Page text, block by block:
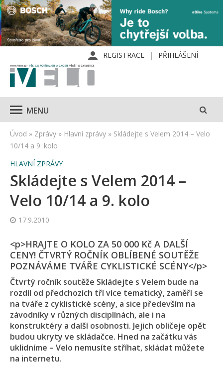
REGISTRACE PŘIHLÁŠENÍ
MENU
Úvod » Zprávy » Hlavní zprávy » Skládejte s Velem 2014 – Velo
10/14 a 9. kolo
HLAVNÍ ZPRÁVY
Skládejte s Velem 2014 –
Velo 10/14 a 9. kolo
17.9.2010
<p>HRAJTE O KOLO ZA 50 000 Kč A DALŠÍ
CENY! ČTVRTÝ ROČNÍK OBLÍBENÉ SOUTĚŽE
POZNÁVÁME TVÁŘE CYKLISTICKÉ SCÉNY</p>
Čtvrtý ročník soutěže Skládejte s Velem bude na
rozdíl od předchozích tří více tematický, zaměří se
na tváře z cyklistické scény, a sice především na
závodníky v různých disciplínách, ale i na
konstruktéry a další osobnosti. Jejich obličeje opět
budou ukryty ve skládačce. Hned na začátku vás
uklidníme – Velo nemusíte stříhat, skládat můžete
na internetu.